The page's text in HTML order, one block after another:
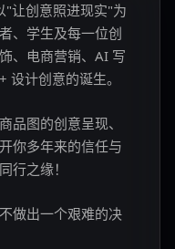
"让创意照进现实"为
、学生及每一位创
、电商营销、AI 写
计创意的诞生。
品图的创意呈现、
你多年来的信任与
行之缘！
做出一个艰难的决